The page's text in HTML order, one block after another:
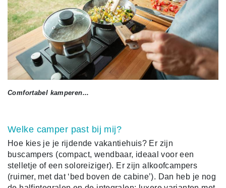
Comfortabel kamperen...
Welke camper past bij mij?
Hoe kies je je rijdende vakantiehuis? Er zijn
buscampers (compact, wendbaar, ideaal voor een
stelletje of een soloreiziger). Er zijn alkoofcampers
(ruimer, met dat ‘bed boven de cabine’). Dan heb je nog